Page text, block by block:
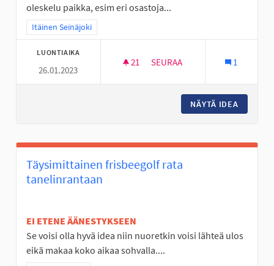
oleskelu paikka, esim eri osastoja...
Rajaa tulokset teeman mukaan: Itäinen Seinäjoki
Itäinen Seinäjoki
LUONTIAIKA
26.01.2023
21 21 SEURAAJAA
SEURAA 1
NÄYTÄ IDEA
Täysimittainen frisbeegolf rata
tanelinrantaan
EI ETENE ÄÄNESTYKSEEN
Se voisi olla hyvä idea niin nuoretkin voisi lähteä ulos
eikä makaa koko aikaa sohvalla....